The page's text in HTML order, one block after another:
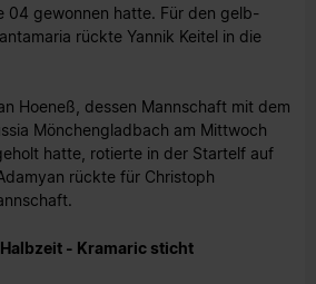
04 gewonnen hatte. Für den gelb-
rückte Yannik Keitel in die
Hoeneß, dessen Mannschaft mit dem
Mönchengladbach am Mittwoch
hatte, rotierte in der Startelf auf
rückte für Christoph
- Kramaric sticht